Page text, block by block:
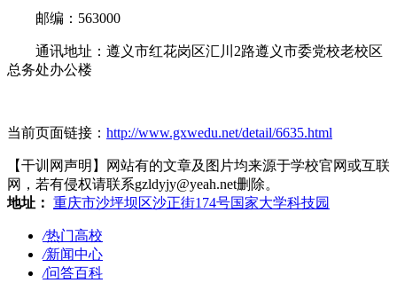
邮编：563000
通讯地址：遵义市红花岗区汇川2路遵义市委党校老校区
总务处办公楼
当前页面链接： http://www.gxwedu.net/detail/6635.html
【干训网声明】网站有的文章及图片均来源于学校官网或互联
网，若有侵权请联系gzldyjy@yeah.net删除。
地址： 重庆市沙坪坝区沙正街174号国家大学科技园
/热门高校
/新闻中心
/问答百科